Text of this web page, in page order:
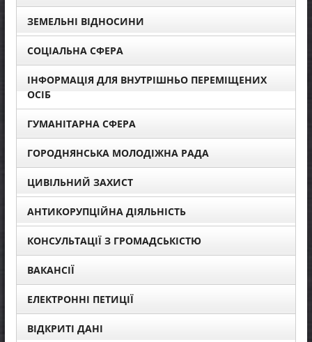
ЗЕМЕЛЬНІ ВІДНОСИНИ
СОЦІАЛЬНА СФЕРА
ІНФОРМАЦІЯ ДЛЯ ВНУТРІШНЬО ПЕРЕМІЩЕНИХ
ОСІБ
ГУМАНІТАРНА СФЕРА
ГОРОДНЯНСЬКА МОЛОДІЖНА РАДА
ЦИВІЛЬНИЙ ЗАХИСТ
АНТИКОРУПЦІЙНА ДІЯЛЬНІСТЬ
КОНСУЛЬТАЦІЇ З ГРОМАДСЬКІСТЮ
ВАКАНСІЇ
ЕЛЕКТРОННІ ПЕТИЦІЇ
ВІДКРИТІ ДАНІ